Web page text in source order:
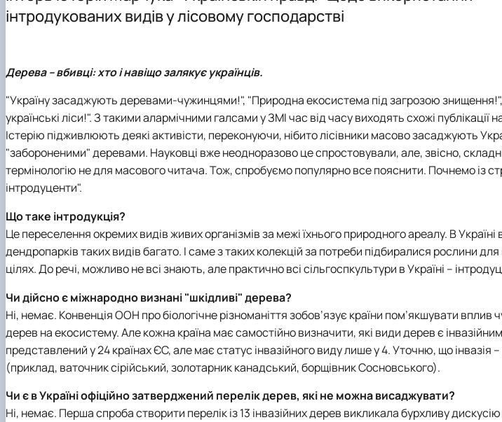
Лабораторії
Програми навчальних практик
Студентські наукові гуртки
Student scientific botany group "Green
Науково-консультаційні послуги
інтродукованих видів у лісовому господарстві
Дерева – вбивці: хто і навіщо залякує українців.
"Україну засаджують деревами-чужинцями!", "Природна екосистема під загрозою
українські ліси!". З такими алармічними галсами у ЗМІ час від часу виходять схожі публікації
Істерію підживлюють деякі активісти, переконуючи, нібито лісівники масово засаджують
"забороненими" деревами. Науковці вже неодноразово це спростовували, але, звісно,
термінологію не для масового читача. Тож, спробуємо популярно все пояснити. Почнемо із
інтродуценти".
Що таке інтродукція?
Це переселення окремих видів живих організмів за межі їхнього природного ареалу. В Україні
дендропарків таких видів багато. І саме з таких колекцій за потреби підбиралися рослини
цілях. До речі, можливо не всі знають, але практично всі сільгоспкультури в Україні –
Чи дійсно є міжнародно визнані "шкідливі" дерева?
Ні, немає. Конвенція ООН про біологічне різноманіття зобов’язує країни пом’якшувати вплив
дерев на екосистему. Але кожна країна має самостійно визначити, які види дерев є
представлений у 24 країнах ЄС, але має статус інвазійного виду лише у 4. Уточню, що
(приклад, ваточник сірійський, золотарник канадський, борщівник Сосновського).
Чи є в Україні офіційно затверджений перелік дерев, які не можна висаджувати?
Ні, немає. Перша спроба створити перелік із 13 інвазійних дерев викликала бурхливу